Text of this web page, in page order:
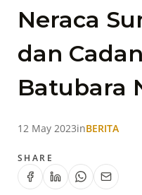
Neraca
dan
Batubara
12 May 2023inBERITA
SHARE